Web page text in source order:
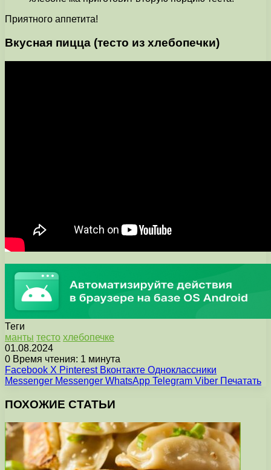
Приятного аппетита!
Вкусная пицца (тесто из хлебопечки)
Теги
манты тесто хлебопечке
01.08.2024
0 Время чтения: 1 минута
Facebook X Pinterest Вконтакте Одноклассники
Messenger Messenger WhatsApp Telegram Viber Печатать
ПОХОЖИЕ СТАТЬИ